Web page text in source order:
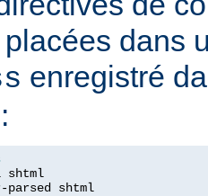
dans
enregistré
parsed shtml